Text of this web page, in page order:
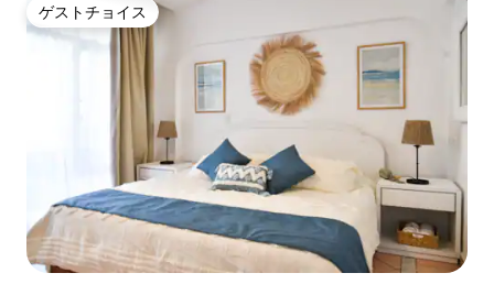
ゲストチョイス
ゲストチョイス